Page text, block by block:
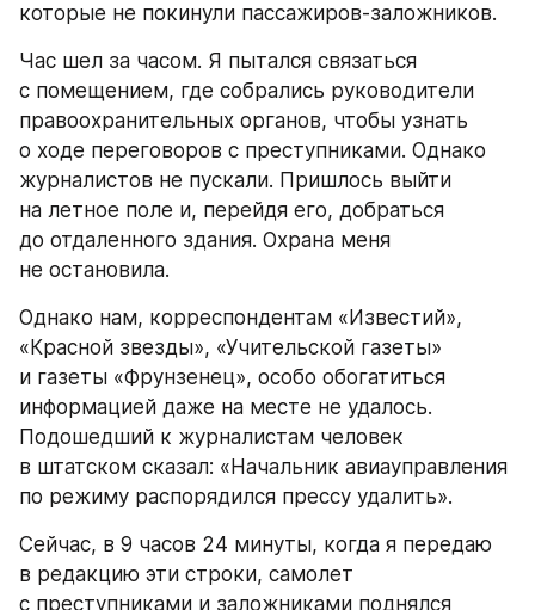
которые не покинули пассажиров-заложников.
Час шел за часом. Я пытался связаться
с помещением, где собрались руководители
правоохранительных органов, чтобы узнать
о ходе переговоров с преступниками. Однако
журналистов не пускали. Пришлось выйти
на летное поле и, перейдя его, добраться
до отдаленного здания. Охрана меня
не остановила.
Однако нам, корреспондентам «Известий»,
«Красной звезды», «Учительской газеты»
и газеты «Фрунзенец», особо обогатиться
информацией даже на месте не удалось.
Подошедший к журналистам человек
в штатском сказал: «Начальник авиауправления
по режиму распорядился прессу удалить».
Сейчас, в 9 часов 24 минуты, когда я передаю
в редакцию эти строки, самолет
с преступниками и заложниками поднялся